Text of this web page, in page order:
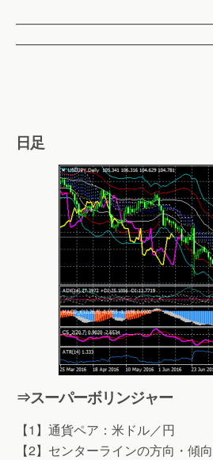
日足
⇒スーパーボリンジャー
【1】通貨ペア：米ドル／円
【2】センターラインの方向・傾